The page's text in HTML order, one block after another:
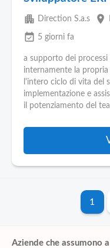
apartment Direction S.a.s place
event_available 5 giorni fa
a supporto dei processi
internamente la
l'intero ciclo di vita del
implementazione e
il potenziamento del
1
Aziende che assumono